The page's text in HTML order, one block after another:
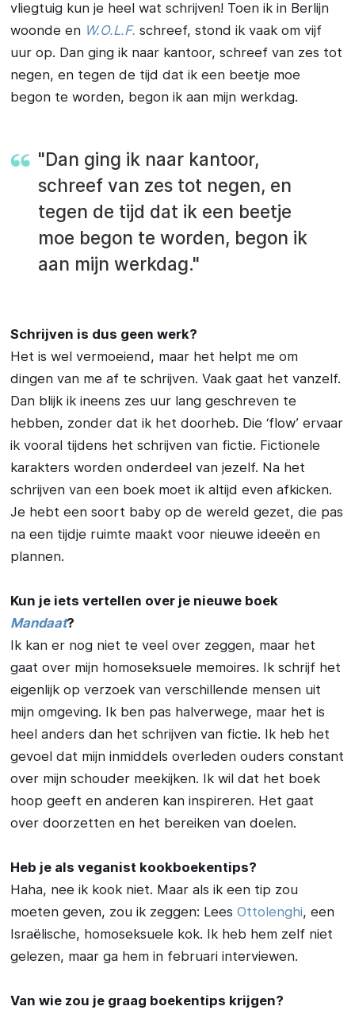
vliegtuig kun je heel wat schrijven! Toen ik in Berlijn
woonde en W.O.L.F. schreef, stond ik vaak om vijf
uur op. Dan ging ik naar kantoor, schreef van zes tot
negen, en tegen de tijd dat ik een beetje moe
begon te worden, begon ik aan mijn werkdag.
"Dan ging ik naar kantoor,
schreef van zes tot negen, en
tegen de tijd dat ik een beetje
moe begon te worden, begon ik
aan mijn werkdag."
Schrijven is dus geen werk?
Het is wel vermoeiend, maar het helpt me om
dingen van me af te schrijven. Vaak gaat het vanzelf.
Dan blijk ik ineens zes uur lang geschreven te
hebben, zonder dat ik het doorheb. Die ‘flow’ ervaar
ik vooral tijdens het schrijven van fictie. Fictionele
karakters worden onderdeel van jezelf. Na het
schrijven van een boek moet ik altijd even afkicken.
Je hebt een soort baby op de wereld gezet, die pas
na een tijdje ruimte maakt voor nieuwe ideeën en
plannen.
Kun je iets vertellen over je nieuwe boek
Mandaat?
Ik kan er nog niet te veel over zeggen, maar het
gaat over mijn homoseksuele memoires. Ik schrijf het
eigenlijk op verzoek van verschillende mensen uit
mijn omgeving. Ik ben pas halverwege, maar het is
heel anders dan het schrijven van fictie. Ik heb het
gevoel dat mijn inmiddels overleden ouders constant
over mijn schouder meekijken. Ik wil dat het boek
hoop geeft en anderen kan inspireren. Het gaat
over doorzetten en het bereiken van doelen.
Heb je als veganist kookboekentips?
Haha, nee ik kook niet. Maar als ik een tip zou
moeten geven, zou ik zeggen: LeesOttolenghi, een
Israëlische, homoseksuele kok. Ik heb hem zelf niet
gelezen, maar ga hem in februari interviewen.
Van wie zou je graag boekentips krijgen?